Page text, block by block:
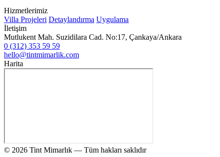
Hizmetlerimiz
Villa Projeleri Detaylandırma Uygulama
İletişim
Mutlukent Mah. Suzidilara Cad. No:17, Çankaya/Ankara
0 (312) 353 59 59
hello@tintmimarlik.com
Harita
© 2026 Tint Mimarlık — Tüm hakları saklıdır